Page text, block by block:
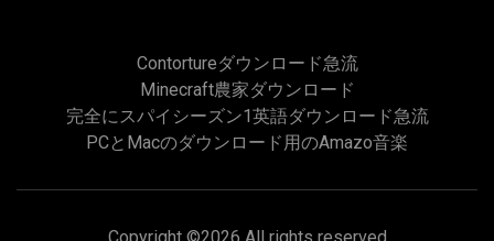
Contortureダウンロード急流
Minecraft農家ダウンロード
完全にスパイシーズン1英語ダウンロード急流
PCとMacのダウンロード用のamazo音楽